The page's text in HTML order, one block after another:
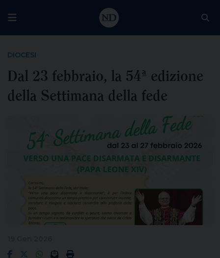
DIOCESI
Dal 23 febbraio, la 54ª edizione
della Settimana della fede